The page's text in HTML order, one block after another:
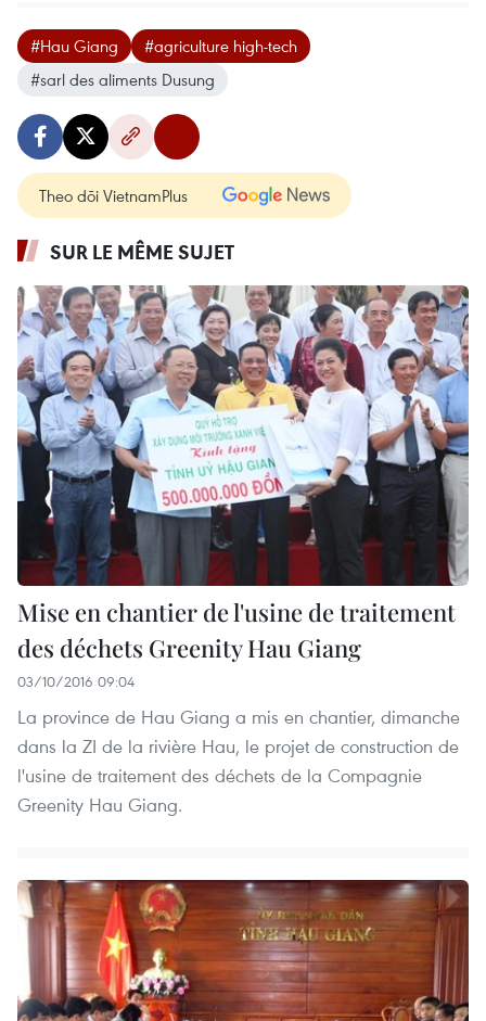
#Hau Giang
#agriculture high-tech
#sarl des aliments Dusung
Theo dõi VietnamPlus
SUR LE MÊME SUJET
Mise en chantier de l'usine de traitement
des déchets Greenity Hau Giang
03/10/2016 09:04
La province de Hau Giang a mis en chantier, dimanche
dans la ZI de la rivière Hau, le projet de construction de
l'usine de traitement des déchets de la Compagnie
Greenity Hau Giang.